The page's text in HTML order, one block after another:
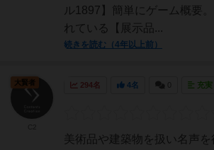
ル1897】簡単にゲーム概要
れている【展示品...
続きを読む（4年以上前）
294名 4名 充実
美術品や建築物を扱い名声
大賢者